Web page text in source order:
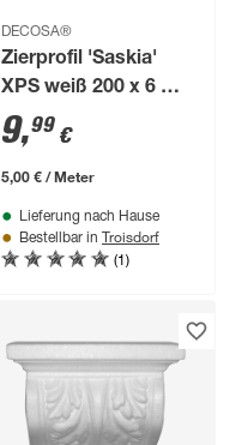
DECOSA®
Zierprofil 'Saskia'
XPS weiß 200 x 6 x 1
cm
9,99 €
5,00 € / Meter
Lieferung nach Hause
Bestellbar in Troisdorf
(1)